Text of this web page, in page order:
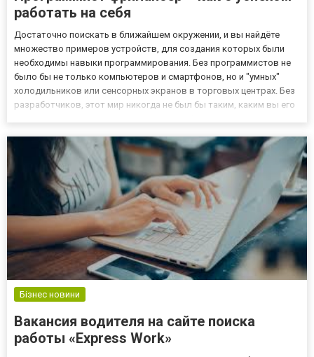
работать на себя
Достаточно поискать в ближайшем окружении, и вы найдёте
множество примеров устройств, для создания которых были
необходимы навыки программирования. Без программистов не
было бы не только компьютеров и смартфонов, но и "умных"
холодильников или сенсорных экранов в торговых центрах. Без
разработчиков, этот мир никогда не был бы таким, каким вы его
Бізнес новини
Вакансия водителя на сайте поиска
работы «Express Work»